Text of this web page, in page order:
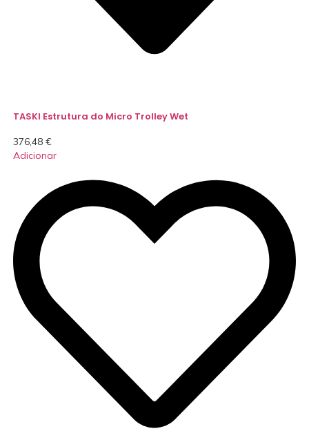
TASKI Estrutura do Micro Trolley Wet
376,48 €
Adicionar